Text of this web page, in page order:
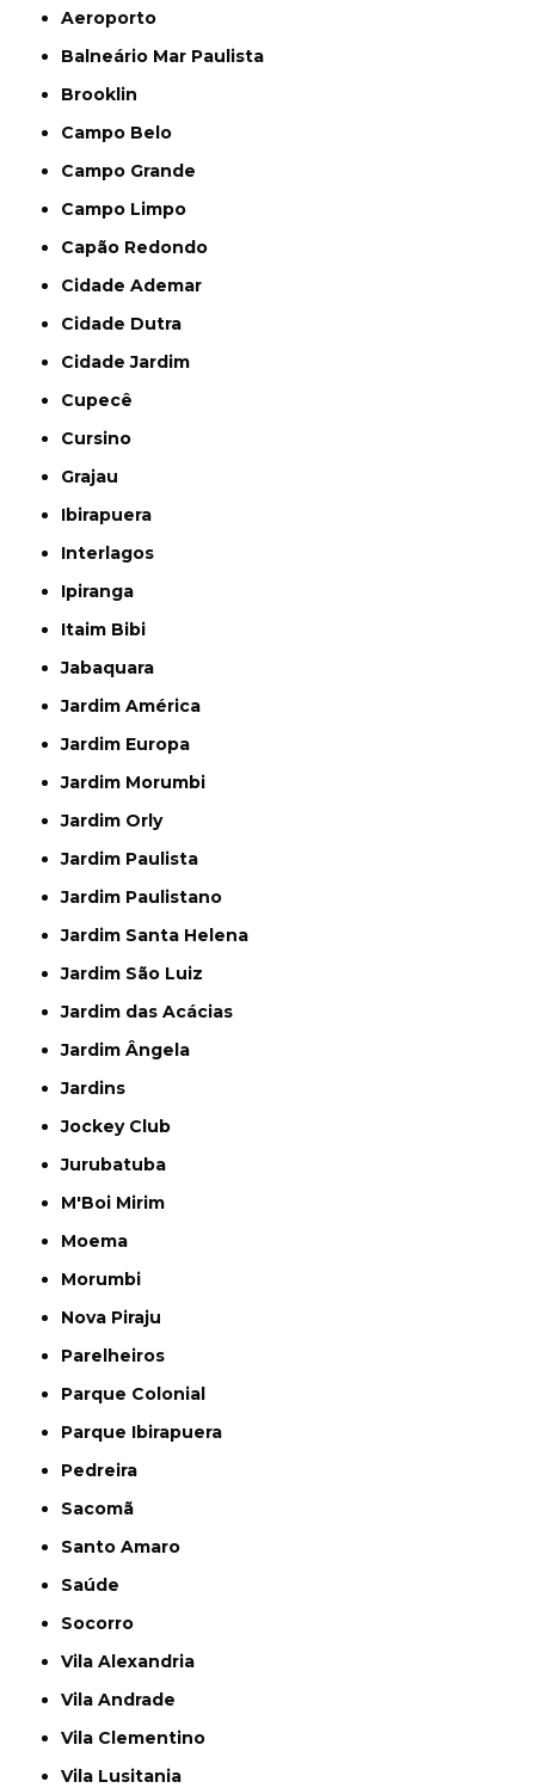
Aeroporto
Balneário Mar Paulista
Brooklin
Campo Belo
Campo Grande
Campo Limpo
Capão Redondo
Cidade Ademar
Cidade Dutra
Cidade Jardim
Cupecê
Cursino
Grajau
Ibirapuera
Interlagos
Ipiranga
Itaim Bibi
Jabaquara
Jardim América
Jardim Europa
Jardim Morumbi
Jardim Orly
Jardim Paulista
Jardim Paulistano
Jardim Santa Helena
Jardim São Luiz
Jardim das Acácias
Jardim Ângela
Jardins
Jockey Club
Jurubatuba
M'Boi Mirim
Moema
Morumbi
Nova Piraju
Parelheiros
Parque Colonial
Parque Ibirapuera
Pedreira
Sacomã
Santo Amaro
Saúde
Socorro
Vila Alexandria
Vila Andrade
Vila Clementino
Vila Lusitania